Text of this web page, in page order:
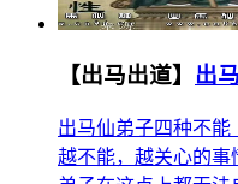
【出马出道】 出
出马仙弟子四种不
越不能，越关心的事